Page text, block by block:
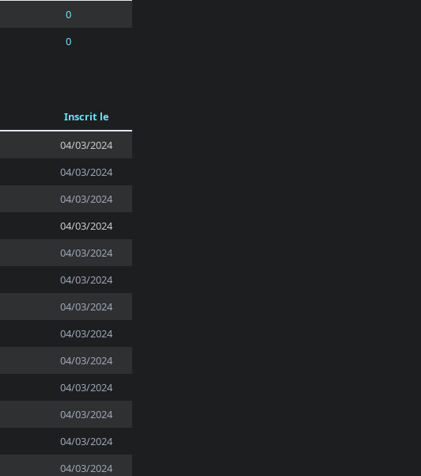
0
0
Inscrit le
04/03/2024
04/03/2024
04/03/2024
04/03/2024
04/03/2024
04/03/2024
04/03/2024
04/03/2024
04/03/2024
04/03/2024
04/03/2024
04/03/2024
04/03/2024